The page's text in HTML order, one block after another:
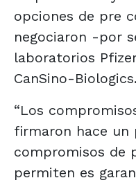
opciones de pre
negociaron -por
laboratorios
CanSino-Biologics.
“Los
firmaron hace un
compromisos de
permiten es